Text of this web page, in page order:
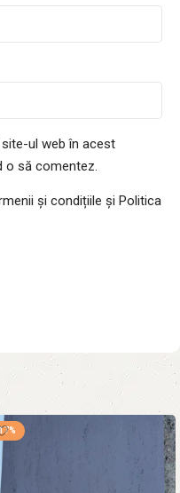
ul web în acest
o să comentez.
și condițiile și Politica